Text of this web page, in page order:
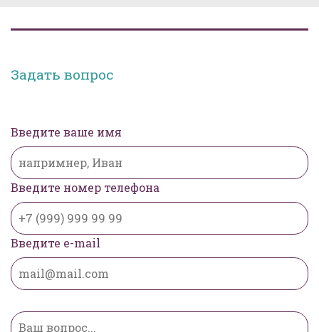
Задать вопрос
Введите ваше имя
Введите номер телефона
Введите e-mail